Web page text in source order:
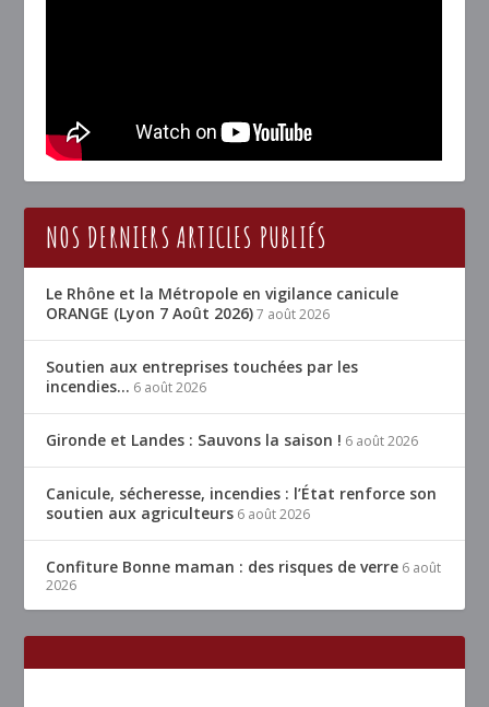
NOS DERNIERS ARTICLES PUBLIÉS
Le Rhône et la Métropole en vigilance canicule
ORANGE (Lyon 7 Août 2026) 7 août 2026
Soutien aux entreprises touchées par les
incendies… 6 août 2026
Gironde et Landes : Sauvons la saison ! 6 août 2026
Canicule, sécheresse, incendies : l’État renforce son
soutien aux agriculteurs 6 août 2026
Confiture Bonne maman : des risques de verre 6 août
2026